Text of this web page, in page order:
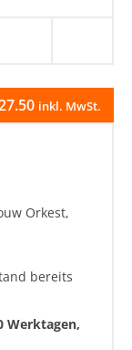
inkl. MwSt.
Orkest,
bereits
Werktagen,